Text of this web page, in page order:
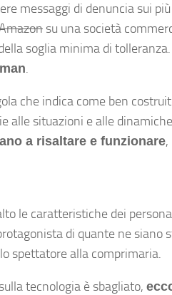
messaggi di denuncia sui
su una società
soglia minima di tolleranza.
.
che indica come ben
alle situazioni e alle
a risaltare e funzionare
le caratteristiche dei
di quante ne siano
spettatore alla comprimaria.
tecnologia è sbagliato,